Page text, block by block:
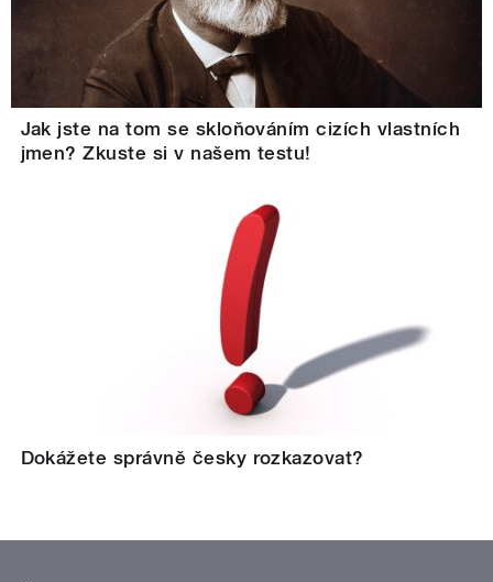
Jak jste na tom se skloňováním cizích vlastních
jmen? Zkuste si v našem testu!
Dokážete správně česky rozkazovat?